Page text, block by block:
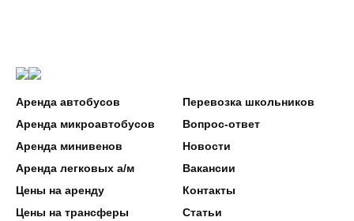
Аренда автобусов
Аренда микроавтобусов
Аренда минивенов
Аренда легковых а/м
Цены на аренду
Цены на трансферы
Перевозка школьников
Вопрос-ответ
Новости
Вакансии
Контакты
Статьи